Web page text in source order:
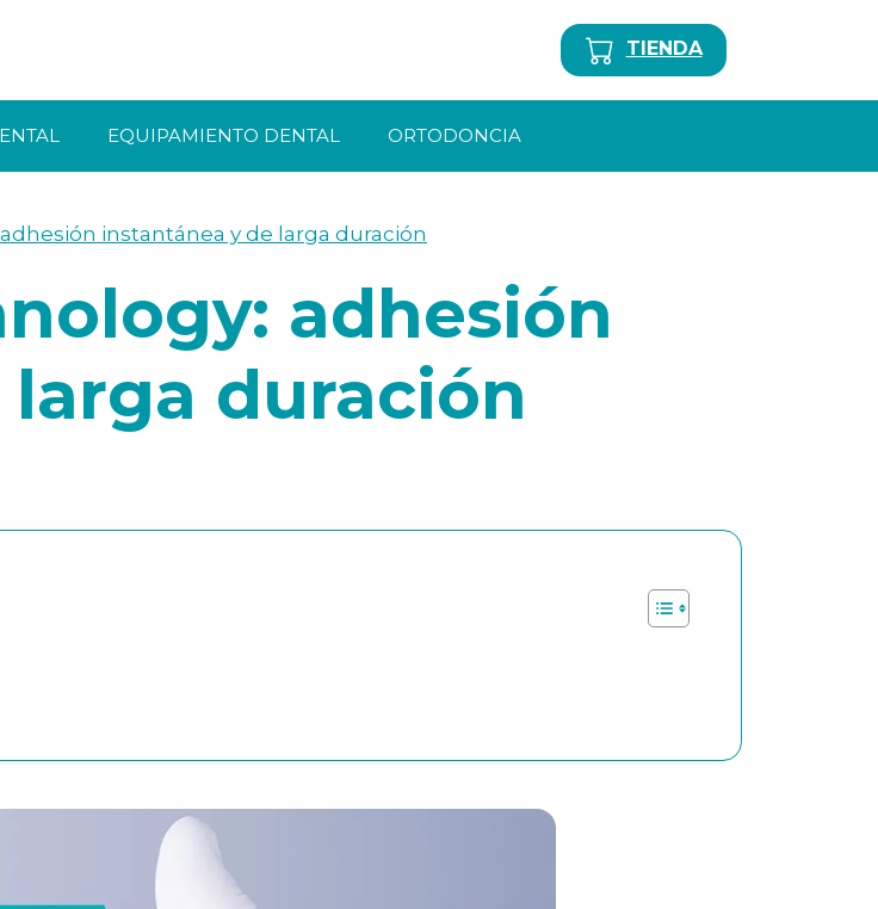
TIENDA
EQUIPAMIENTO DENTAL ORTODONCIA
instantánea y de larga duración
adhesión
duración